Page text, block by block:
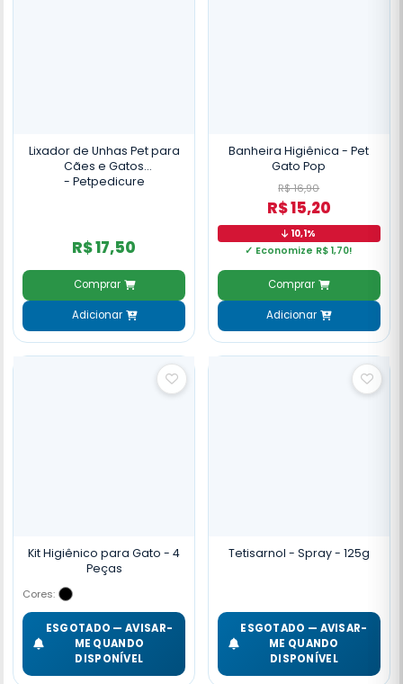
Lixador de Unhas Pet para
Cães e Gatos
- Petpedicure
R$ 17,50
Comprar
Adicionar
Banheira Higiênica - Pet
Gato Pop
R$ 16,90
R$ 15,20
10,1%
✓ Economize R$ 1,70!
Comprar
Adicionar
Kit Higiênico para Gato - 4
Peças
Cores:
ESGOTADO — AVISAR-
ME QUANDO
DISPONÍVEL
Tetisarnol - Spray - 125g
ESGOTADO — AVISAR-
ME QUANDO
DISPONÍVEL